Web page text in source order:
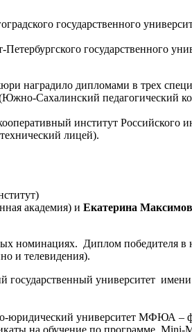
государственного
государственного
наградило дипломами в трех
Сахалинский педагогический
институт Российского
лицей).
академия) и Екатерина
номинациях. Диплом победителя
и телевидения).
государственный университет
юридический университет МФЮА –
на обучение по программе Mini-